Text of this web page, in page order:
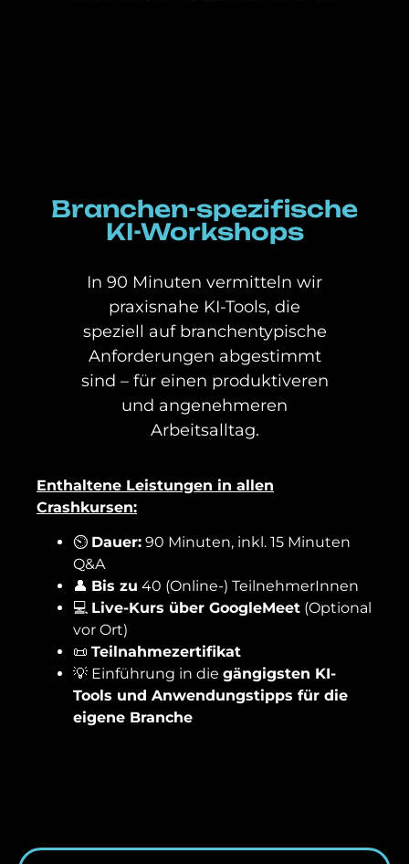
Branchen-spezifische
KI-Workshops
In 90 Minuten vermitteln wir
praxisnahe KI-Tools, die
speziell auf branchentypische
Anforderungen abgestimmt
sind – für einen produktiveren
und angenehmeren
Arbeitsalltag.
Enthaltene Leistungen in allen
Crashkursen:
⏲️ Dauer: 90 Minuten, inkl. 15 Minuten
Q&A
👤 Bis zu 40 (Online-) TeilnehmerInnen
💻 Live-Kurs über GoogleMeet (Optional
vor Ort)
📜 Teilnahmezertifikat
💡 Einführung in die gängigsten KI-
Tools und Anwendungstipps für die
eigene Branche